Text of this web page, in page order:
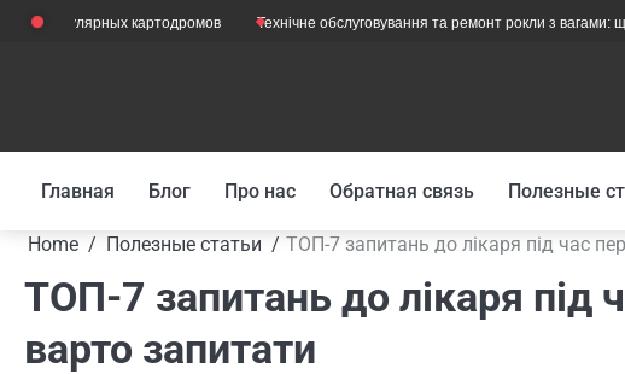
Skip
картодромов Технічне обслуговування та ремонт рокли з вагами: що
Главная Блог Про нас Обратная связь Полезные
Home Полезные статьи ТОП-7 запитань до лікаря під час
ТОП-7 запитань до лікаря під
варто запитати